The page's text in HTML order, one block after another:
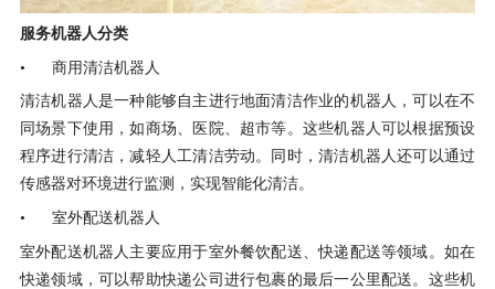
服务机器人分类
• 商用清洁机器人
清洁机器人是一种能够自主进行地面清洁作业的机器人，可以在不
同场景下使用，如商场、医院、超市等。这些机器人可以根据预设
程序进行清洁，减轻人工清洁劳动。同时，清洁机器人还可以通过
传感器对环境进行监测，实现智能化清洁。
• 室外配送机器人
室外配送机器人主要应用于室外餐饮配送、快递配送等领域。如在
快递领域，可以帮助快递公司进行包裹的最后一公里配送。这些机